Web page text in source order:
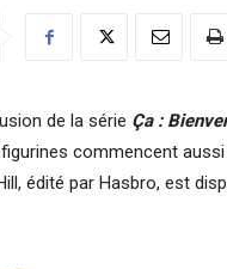
de la série Ça :
commencent aussi
édité par Hasbro, est